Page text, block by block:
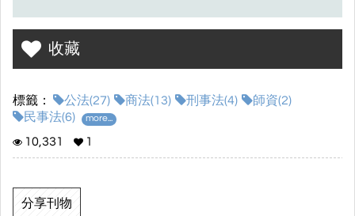
收藏
標籤： 公法(27) 商法(13) 刑事法(4)
師資(2)
民事法(6)
more...
10,331 1
分享刊物